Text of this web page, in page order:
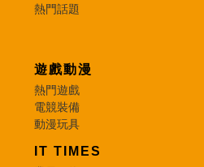
熱門話題
遊戲動漫
熱門遊戲
電競裝備
動漫玩具
IT TIMES